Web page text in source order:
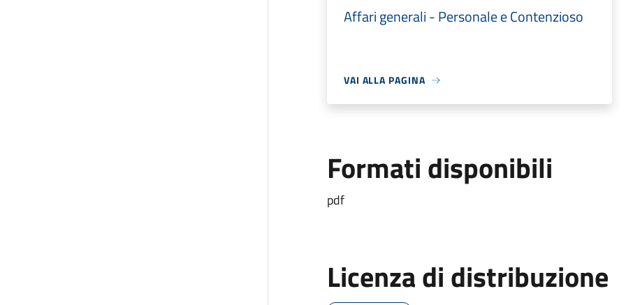
Affari generali - Personale e Contenzioso
VAI ALLA PAGINA
Formati disponibili
pdf
Licenza di distribuzione